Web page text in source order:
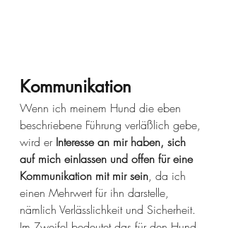
Kommunikation
Wenn ich meinem Hund die eben
beschriebene Führung verläßlich gebe,
wird er Interesse an mir haben, sich
auf mich einlassen und offen für eine
Kommunikation mit mir sein, da ich
einen Mehrwert für ihn darstelle,
nämlich Verlässlichkeit und Sicherheit.